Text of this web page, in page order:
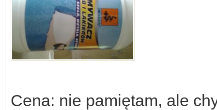
Cena: nie pamiętam, ale